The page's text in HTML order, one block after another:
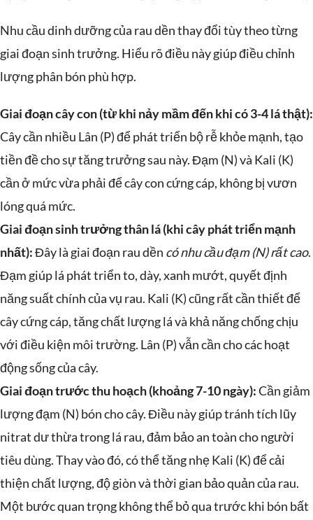
Nhu cầu dinh dưỡng của rau dền thay đổi tùy theo từng
giai đoạn sinh trưởng. Hiểu rõ điều này giúp điều chỉnh
lượng phân bón phù hợp.
Giai đoạn cây con (từ khi nảy mầm đến khi có 3-4 lá thật):
Cây cần nhiều Lân (P) để phát triển bộ rễ khỏe mạnh, tạo
tiền đề cho sự tăng trưởng sau này. Đạm (N) và Kali (K)
cần ở mức vừa phải để cây con cứng cáp, không bị vươn
lóng quá mức.
Giai đoạn sinh trưởng thân lá (khi cây phát triển mạnh
nhất):Đây là giai đoạn rau dền có nhu cầu đạm (N) rất cao.
Đạm giúp lá phát triển to, dày, xanh mướt, quyết định
năng suất chính của vụ rau. Kali (K) cũng rất cần thiết để
cây cứng cáp, tăng chất lượng lá và khả năng chống chịu
với điều kiện môi trường. Lân (P) vẫn cần cho các hoạt
động sống của cây.
Giai đoạn trước thu hoạch (khoảng 7-10 ngày):Cần giảm
lượng đạm (N) bón cho cây. Điều này giúp tránh tích lũy
nitrat dư thừa trong lá rau, đảm bảo an toàn cho người
tiêu dùng. Thay vào đó, có thể tăng nhẹ Kali (K) để cải
thiện chất lượng, độ giòn và thời gian bảo quản của rau.
Một bước quan trọng không thể bỏ qua trước khi bón bất